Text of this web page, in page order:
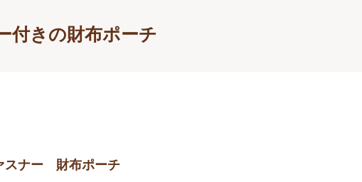
付きの財布ポーチ
スナー 財布ポーチ